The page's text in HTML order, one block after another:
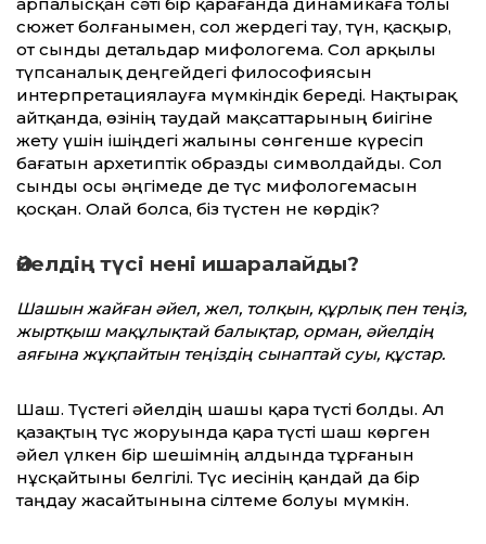
арпалысқан сәті бір қарағанда динамикаға толы
сюжет болғанымен, сол жердегі тау, түн, қасқыр,
от сынды детальдар мифологема. Сол арқылы
түпсаналық деңгейдегі философиясын
интерпретациялауға мүмкіндік береді. Нақтырақ
айтқанда, өзінің таудай мақсаттарының биігіне
жету үшін ішіңдегі жалыны сөнгенше күресіп
бағатын архетиптік образды символдайды. Сол
сынды осы әңгімеде де түс мифологемасын
қосқан. Олай болса, біз түстен не көрдік?
Әйелдің түсі нені ишаралайды?
Шашын жайған әйел, жел, толқын, құрлық пен теңіз,
жыртқыш мақұлықтай балықтар, орман, әйелдің
аяғына жұқпайтын теңіздің сынаптай суы, құстар.
Шаш. Түстегі әйелдің шашы қара түсті болды. Ал
қазақтың түс жоруында қара түсті шаш көрген
әйел үлкен бір шешімнің алдында тұрғанын
нұсқайтыны белгілі. Түс иесінің қандай да бір
таңдау жасайтынына сілтеме болуы мүмкін.